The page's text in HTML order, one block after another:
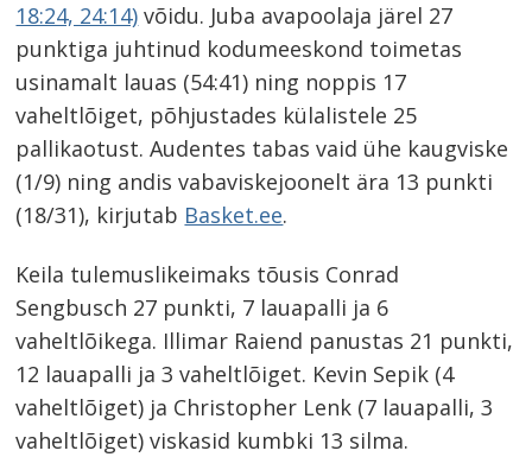
18:24, 24:14) võidu. Juba avapoolaja järel 27
punktiga juhtinud kodumeeskond toimetas
usinamalt lauas (54:41) ning noppis 17
vaheltlõiget, põhjustades külalistele 25
pallikaotust. Audentes tabas vaid ühe kaugviske
(1/9) ning andis vabaviskejoonelt ära 13 punkti
(18/31), kirjutab Basket.ee.
Keila tulemuslikeimaks tõusis Conrad
Sengbusch 27 punkti, 7 lauapalli ja 6
vaheltlõikega. Illimar Raiend panustas 21 punkti,
12 lauapalli ja 3 vaheltlõiget. Kevin Sepik (4
vaheltlõiget) ja Christopher Lenk (7 lauapalli, 3
vaheltlõiget) viskasid kumbki 13 silma.